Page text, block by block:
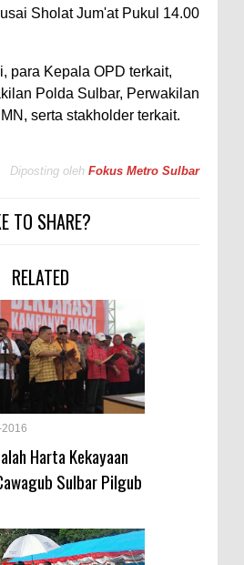
Sholat Jum'at Pukul 14.00
para Kepala OPD terkait,
Polda Sulbar, Perwakilan
serta stakholder terkait.
Diposting oleh Fokus Metro Sulbar
TO SHARE?
RELATED
2016
Harta Kekayaan
Sulbar Pilgub